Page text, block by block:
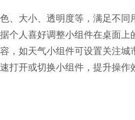
、大小、透明度等，满足不同
个人喜好调整小组件在桌面上
，如天气小组件可设置关注城
打开或切换小组件，提升操作